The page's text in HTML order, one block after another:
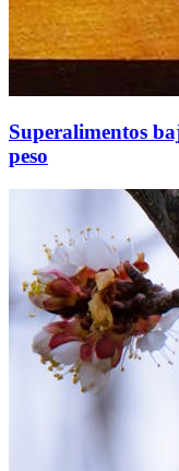
Superalimentos
peso